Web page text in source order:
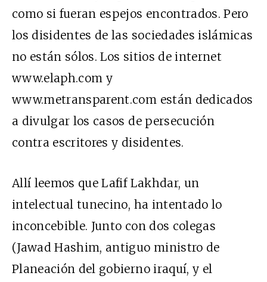
como si fueran espejos encontrados. Pero
los disidentes de las sociedades islámicas
no están sólos. Los sitios de internet
www.elaph.com y
www.metransparent.com están dedicados
a divulgar los casos de persecución
contra escritores y disidentes.
Allí leemos que Lafif Lakhdar, un
intelectual tunecino, ha intentado lo
inconcebible. Junto con dos colegas
(Jawad Hashim, antiguo ministro de
Planeación del gobierno iraquí, y el